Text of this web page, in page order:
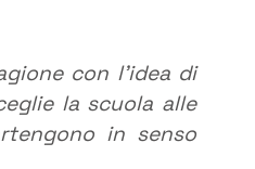
con l’idea di
la scuola alle
in senso